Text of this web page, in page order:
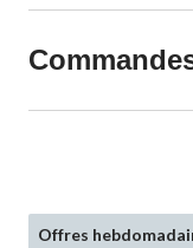
Offres